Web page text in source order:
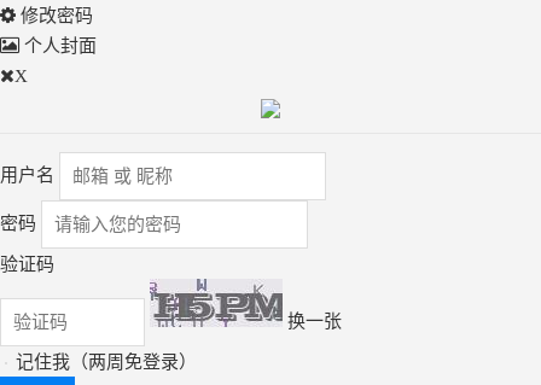
修改密码
个人封面
X
用户名
密码
验证码
换一张
记住我（两周免登录）